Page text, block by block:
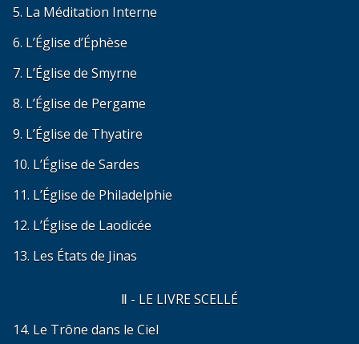
5. La Méditation Interne
6. L’Église d’Éphèse
7. L’Église de Smyrne
8. L’Église de Pergame
9. L’Église de Thyatire
10. L’Église de Sardes
11. L’Église de Philadelphie
12. L’Église de Laodicée
13. Les États de Jinas
Ⅱ - LE LIVRE SCELLÉ
14. Le Trône dans le Ciel